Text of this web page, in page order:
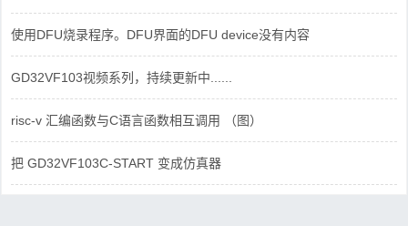
使用DFU烧录程序。DFU界面的DFU device没有内容
GD32VF103视频系列，持续更新中......
risc-v 汇编函数与C语言函数相互调用 （图）
把 GD32VF103C-START 变成仿真器